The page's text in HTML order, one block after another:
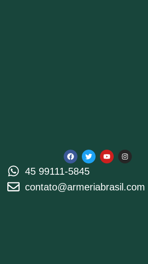
45 99111-5845
contato@armeriabrasil.com